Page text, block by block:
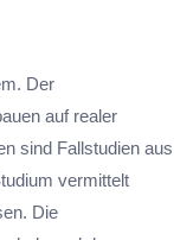
Der
auf realer
sind Fallstudien aus
vermittelt
Die